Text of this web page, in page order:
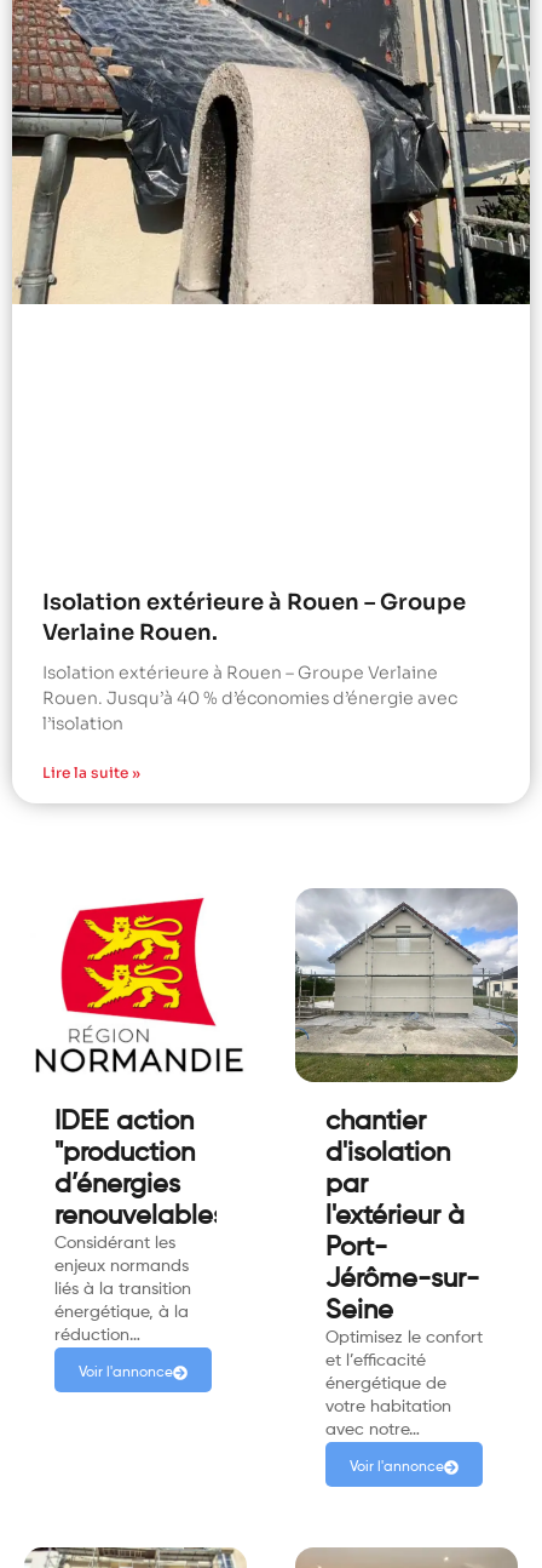
Isolation extérieure à Rouen – Groupe
Verlaine Rouen.
Isolation extérieure à Rouen – Groupe Verlaine
Rouen. Jusqu’à 40 % d’économies d’énergie avec
l’isolation
Lire la suite »
IDEE action
"production
d’énergies
renouvelables"
Considérant les
enjeux normands
liés à la transition
énergétique, à la
réduction…
Voir l'annonce
chantier
d'isolation
par
l'extérieur à
Port-
Jérôme-sur-
Seine
Optimisez le confort
et l’efficacité
énergétique de
votre habitation
avec notre…
Voir l'annonce